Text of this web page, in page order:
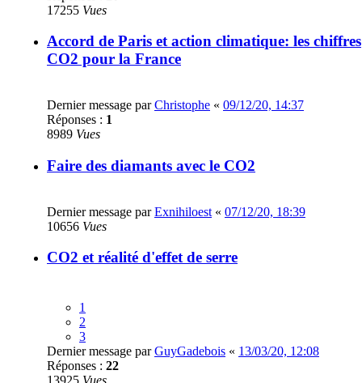
17255 Vues
Accord de Paris et action climatique: les chiffres
CO2 pour la France
Dernier message parChristophe « 09/12/20, 14:37
Réponses : 1
8989 Vues
Faire des diamants avec le CO2
Dernier message parExnihiloest « 07/12/20, 18:39
10656 Vues
CO2 et réalité d'effet de serre
1
2
3
Dernier message parGuyGadebois « 13/03/20, 12:08
Réponses : 22
13925 Vues